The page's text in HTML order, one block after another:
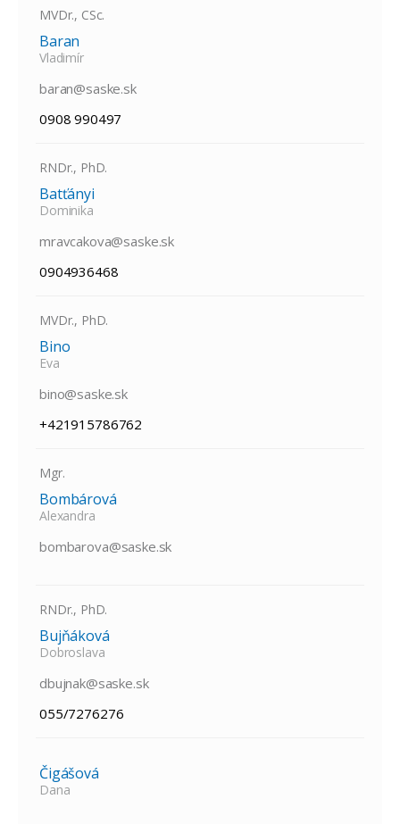
MVDr., CSc.
Baran
Vladimír
baran@saske.sk
0908 990497
RNDr., PhD.
Batťányi
Dominika
mravcakova@saske.sk
0904936468
MVDr., PhD.
Bino
Eva
bino@saske.sk
+421915786762
Mgr.
Bombárová
Alexandra
bombarova@saske.sk
RNDr., PhD.
Bujňáková
Dobroslava
dbujnak@saske.sk
055/7276276
Čigášová
Dana